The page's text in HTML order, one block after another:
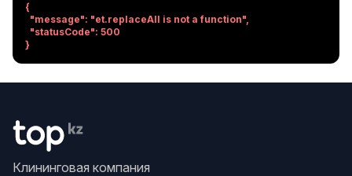
{
}
Клининговая компания